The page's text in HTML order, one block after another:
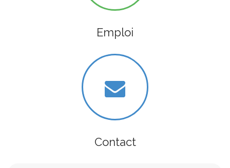
Emploi
Contact